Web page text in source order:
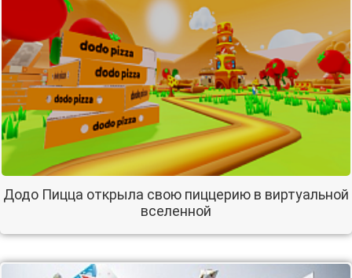
Додо Пицца открыла свою пиццерию в виртуальной
вселенной